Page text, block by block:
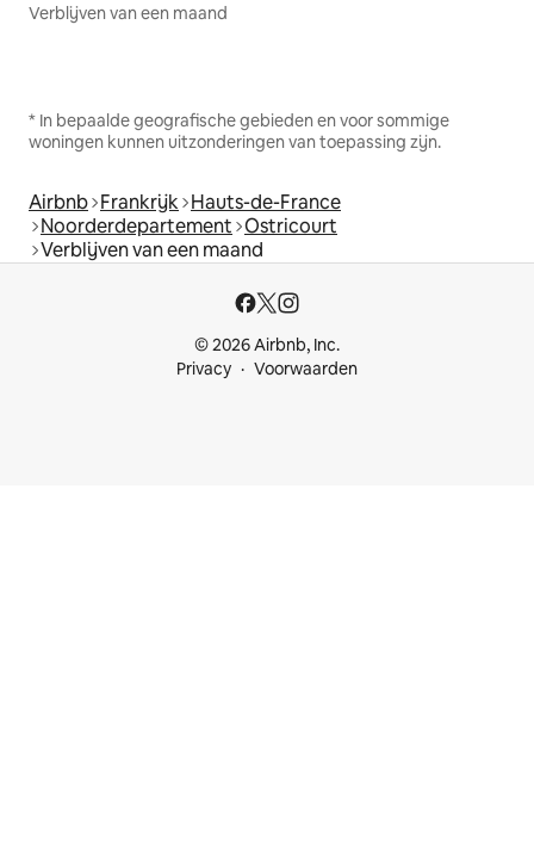
Verblijven van een maand
* In bepaalde geografische gebieden en voor sommige
woningen kunnen uitzonderingen van toepassing zijn.
Airbnb Frankrijk Hauts-de-France
Noorderdepartement Ostricourt
Verblijven van een maand
© 2026 Airbnb, Inc.
Privacy
Voorwaarden